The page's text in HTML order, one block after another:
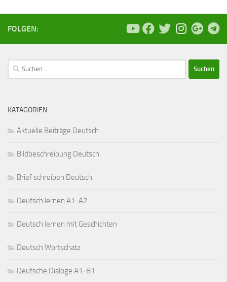
FOLGEN:
Suchen
nach:
KATAGORIEN
Aktuelle Beiträge Deutsch
Bildbeschreibung Deutsch
Brief schreiben Deutsch
Deutsch lernen A1-A2
Deutsch lernen mit Geschichten
Deutsch Wortschatz
Deutsche Dialoge A1-B1